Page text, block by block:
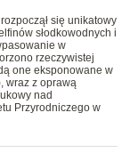
się unikatowy
słodkowodnych i
w
rzeczywistej
one eksponowane w
wraz z oprawą
nad
Przyrodniczego w